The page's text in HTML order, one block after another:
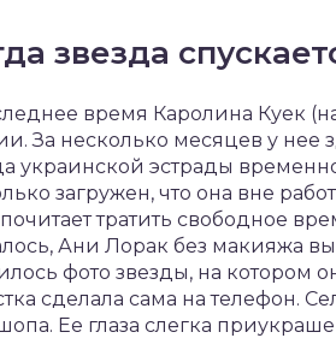
звезда
время Каролина Куек
За несколько месяцев у нее
украинской эстрады
загружен, что она вне
тратить свободное
Ани Лорак без макияжа
фото звезды, на котором
сделала сама на телефон.
Ее глаза слегка